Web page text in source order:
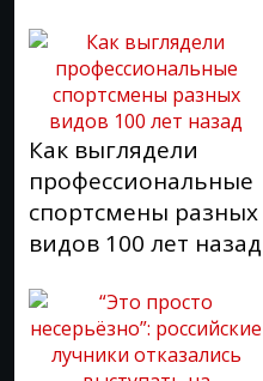
Как выглядели
профессиональные
спортсмены разных
видов 100 лет назад